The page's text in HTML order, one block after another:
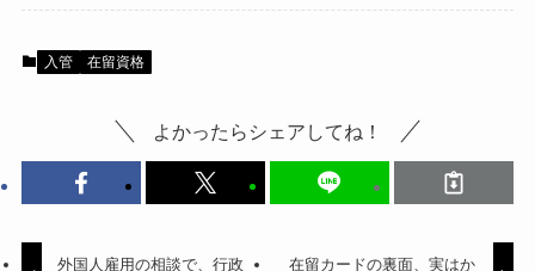
入管 在留資格
よかったらシェアしてね！
外国人雇用の相談で、行政
在留カードの裏面、実はか